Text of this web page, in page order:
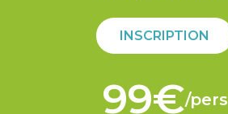
INSCRIPTION
99€/pers